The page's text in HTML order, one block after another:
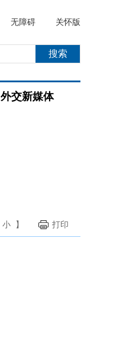
无障碍 关怀版
外交新媒体
小 】 打印